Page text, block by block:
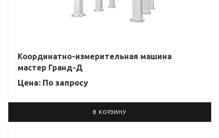
Координатно-измерительная машина
мастер Гранд-Д
Цена: По запросу
В КОРЗИНУ